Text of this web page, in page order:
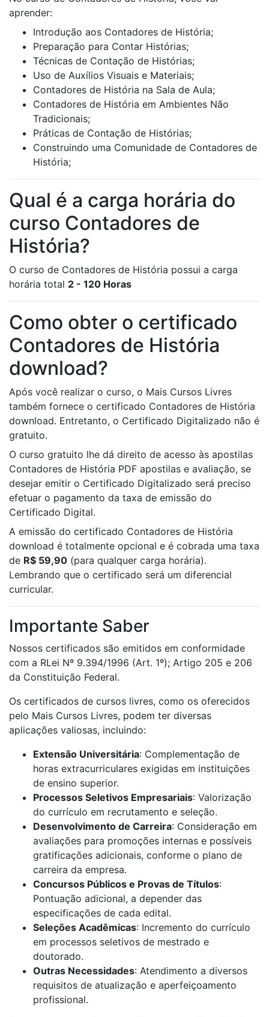
aprender:
Introdução aos Contadores de História;
Preparação para Contar Histórias;
Técnicas de Contação de Histórias;
Uso de Auxílios Visuais e Materiais;
Contadores de História na Sala de Aula;
Contadores de História em Ambientes Não
Tradicionais;
Práticas de Contação de Histórias;
Construindo uma Comunidade de Contadores de
História;
Qual é a carga horária do
curso Contadores de
História?
O curso de Contadores de História possui a carga
horária total 2 - 120 Horas
Como obter o certificado
Contadores de História
download?
Após você realizar o curso, o Mais Cursos Livres
também fornece o certificado Contadores de História
download. Entretanto, o Certificado Digitalizado não é
gratuito.
O curso gratuito lhe dá direito de acesso às apostilas
Contadores de História PDF apostilas e avaliação, se
desejar emitir o Certificado Digitalizado será preciso
efetuar o pagamento da taxa de emissão do
Certificado Digital.
A emissão do certificado Contadores de História
download é totalmente opcional e é cobrada uma taxa
de R$ 59,90 (para qualquer carga horária).
Lembrando que o certificado será um diferencial
curricular.
Importante Saber
Nossos certificados são emitidos em conformidade
com a RLei Nº 9.394/1996 (Art. 1º); Artigo 205 e 206
da Constituição Federal.
Os certificados de cursos livres, como os oferecidos
pelo Mais Cursos Livres, podem ter diversas
aplicações valiosas, incluindo:
Extensão Universitária: Complementação de
horas extracurriculares exigidas em instituições
de ensino superior.
Processos Seletivos Empresariais: Valorização
do currículo em recrutamento e seleção.
Desenvolvimento de Carreira: Consideração em
avaliações para promoções internas e possíveis
gratificações adicionais, conforme o plano de
carreira da empresa.
Concursos Públicos e Provas de Títulos:
Pontuação adicional, a depender das
especificações de cada edital.
Seleções Acadêmicas: Incremento do currículo
em processos seletivos de mestrado e
doutorado.
Outras Necessidades: Atendimento a diversos
requisitos de atualização e aperfeiçoamento
profissional.